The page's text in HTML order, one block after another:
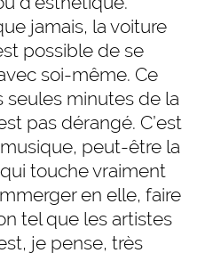
jamais, la voiture
possible de se
soi-même. Ce
minutes de la
pas dérangé. C’est
peut-être la
touche vraiment
en elle, faire
tel que les artistes
je pense, très